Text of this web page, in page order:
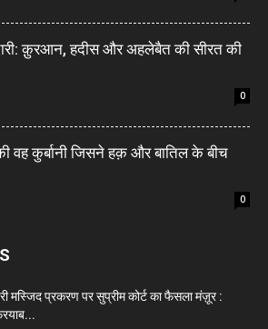
क़ुरआन, हदीस और अहलेबैत की सीरत की
0
वह कुर्बानी जिसने हक़ और बातिल के बीच
0
मस्जिद प्रकरण पर सुप्रीम कोर्ट का फैसला मंज़ूर :